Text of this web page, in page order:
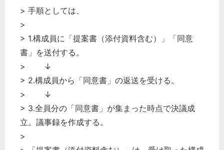
> 手順としては、
>
> 1.構成員に「提案書（添付資料含む）」「同意
書」を送付する。
> ↓
> 2.構成員から「同意書」の返送を受ける。
> ↓
> 3.全員分の「同意書」が集まった時点で決議成
立。議事録を作成する。
>